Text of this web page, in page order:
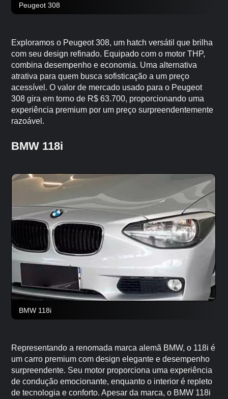
Peugeot 308
Exploramos o Peugeot 308, um hatch versátil que brilha
com seu design refinado. Equipado com o motor THP,
combina desempenho e economia. Uma alternativa
atrativa para quem busca sofisticação a um preço
acessível. O valor de mercado usado para o Peugeot
308 gira em torno de R$ 63.700, proporcionando uma
experiência premium por um preço surpreendentemente
razoável.
BMW 118i
BMW 118i
Representando a renomada marca alemã BMW, o 118i é
um carro premium com design elegante e desempenho
surpreendente. Seu motor proporciona uma experiência
de condução emocionante, enquanto o interior é repleto
de tecnologia e conforto. Apesar da marca, o BMW 118i